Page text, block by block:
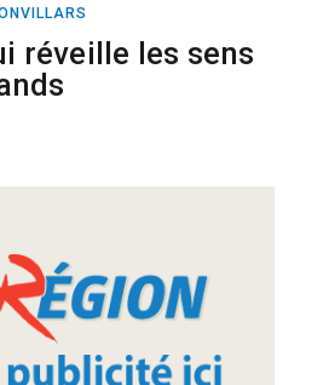
réveille les sens